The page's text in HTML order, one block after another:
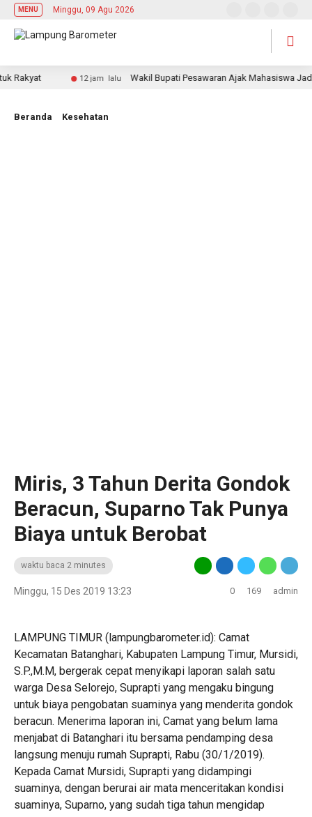
MENU Minggu, 09 Agu 2026
12 jam lalu Wakil Bupati Pesawaran Ajak Mahasiswa Jadi
Beranda Kesehatan
Miris, 3 Tahun Derita Gondok
Beracun, Suparno Tak Punya
Biaya untuk Berobat
waktu baca 2 minutes
Minggu, 15 Des 2019 13:23 0 169 admin
LAMPUNG TIMUR (lampungbarometer.id): Camat
Kecamatan Batanghari, Kabupaten Lampung Timur, Mursidi,
S.P.,M.M, bergerak cepat menyikapi laporan salah satu
warga Desa Selorejo, Suprapti yang mengaku bingung
untuk biaya pengobatan suaminya yang menderita gondok
beracun. Menerima laporan ini, Camat yang belum lama
menjabat di Batanghari itu bersama pendamping desa
langsung menuju rumah Suprapti, Rabu (30/1/2019).
Kepada Camat Mursidi, Suprapti yang didampingi
suaminya, dengan berurai air mata menceritakan kondisi
suaminya, Suparno, yang sudah tiga tahun mengidap